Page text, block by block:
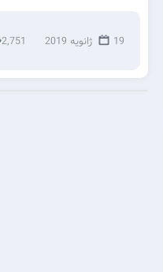
19 ژانویه 2019 2,751